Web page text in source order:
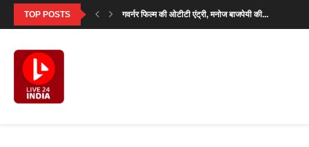
TOP POSTS गवर्नर फिल्म की ओटीटी एंट्री, मनोज बाजपेयी की...